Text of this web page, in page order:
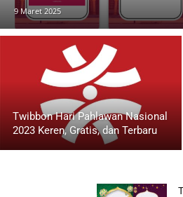
9 Maret 2025
Twibbon Hari Pahlawan Nasional
2023 Keren, Gratis, dan Terbaru